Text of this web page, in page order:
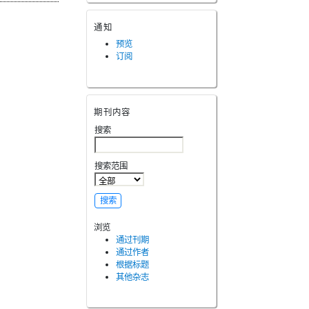
通知
预览
订阅
期刊内容
搜索
搜索范围
浏览
通过刊期
通过作者
根据标题
其他杂志